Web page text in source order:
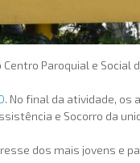
Paroquial e Social
. No final da atividade, os
e Socorro da
dos mais jovens e